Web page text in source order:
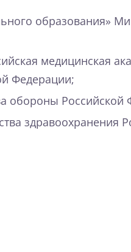
образования»
медицинская
Федерации;
Российской
здравоохранения